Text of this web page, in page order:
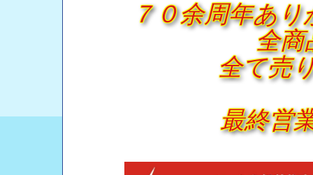
７０余周年あ
全商
全て売
最終営